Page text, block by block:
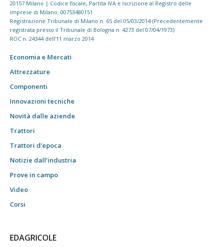
20157 Milano | Codice fiscale, Partita IVA e Iscrizione al Registro delle
imprese di Milano: 00753480151
Registrazione Tribunale di Milano n. 65 del 05/03/2014 (Precedentemente
registrata presso il Tribunale di Bologna n. 4273 del 07/04/1973)
ROC n. 24344 dell'11 marzo 2014
Economia e Mercati
Attrezzature
Componenti
Innovazioni tecniche
Novità dalle aziende
Trattori
Trattori d’epoca
Notizie dall’industria
Prove in campo
Video
Corsi
EDAGRICOLE